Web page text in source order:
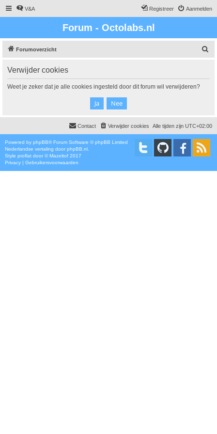
V&A Aanmelden
Registreer
Forum - Octolabs.nl
Forumoverzicht
Verwijder cookies
Weet je zeker dat je alle cookies ingesteld door dit forum wil verwijderen?
Alle tijden zijn UTC+02:00
Verwijder cookies
Contact
Powered by phpBB® Forum Software © phpBB Limited
Nederlandse vertaling door phpBB.nl
Style proflat door ©Mazeltof 2017
Privacy | Gebruikersvoorwaarden